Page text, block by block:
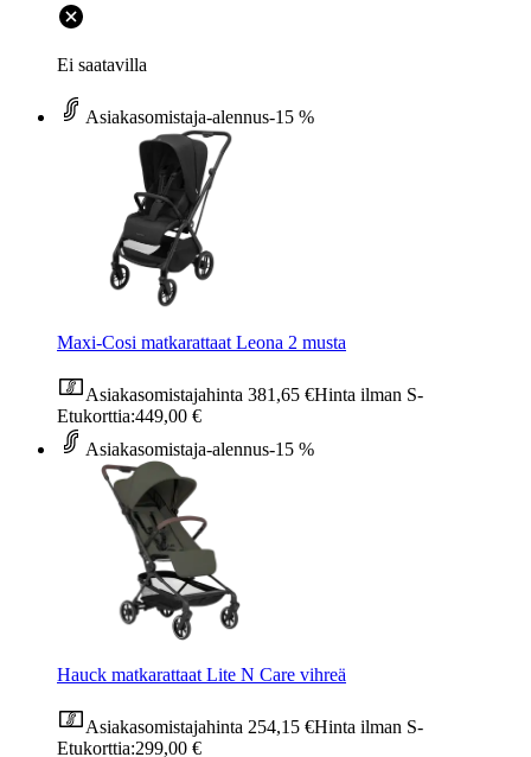
Ei saatavilla
Asiakasomistaja-alennus-15 %
Maxi-Cosi matkarattaat Leona 2 musta
Asiakasomistajahinta 381,65 €Hinta ilman S-
Etukorttia:449,00 €
Asiakasomistaja-alennus-15 %
Hauck matkarattaat Lite N Care vihreä
Asiakasomistajahinta 254,15 €Hinta ilman S-
Etukorttia:299,00 €